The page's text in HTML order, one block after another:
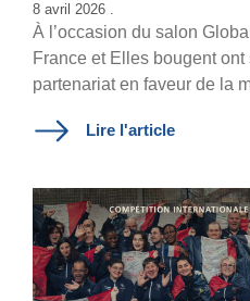
8 avril 2026 .
À l’occasion du salon
France et Elles bougent
partenariat en faveur de la
Lire l'article